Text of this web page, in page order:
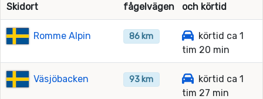
Skidort
fågelvägen
och körtid
Romme Alpin 86 km
körtid ca 1
tim 20 min
Väsjöbacken 93 km
körtid ca 1
tim 27 min